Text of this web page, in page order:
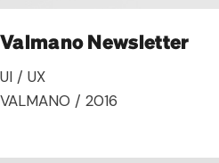
Valmano Newsletter
UI / UX
VALMANO / 2016